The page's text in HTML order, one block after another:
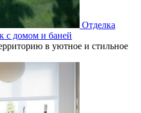
Отделка
с домом и баней
в уютное и стильное